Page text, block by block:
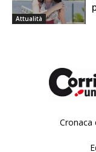
Attualità
Cronaca